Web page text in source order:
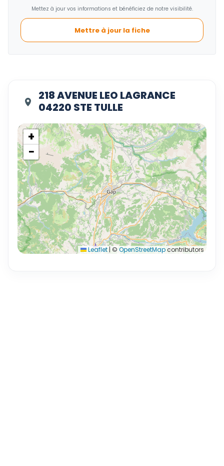
Mettez à jour vos informations et bénéficiez de notre visibilité.
Mettre à jour la fiche
218 AVENUE LEO LAGRANCE
04220 STE TULLE
+
−
Leaflet | © OpenStreetMapcontributors